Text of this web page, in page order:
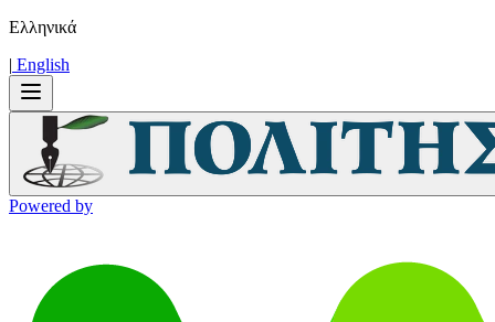
Ελληνικά
| Εnglish
Powered by